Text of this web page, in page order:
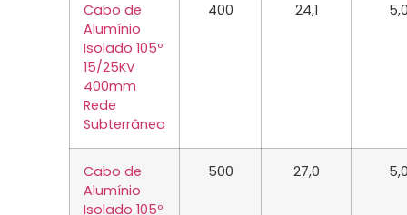
Cabo de
Alumínio
Isolado 105º
15/25KV
400mm
Rede
Subterrânea
400 24,1
Cabo de
Alumínio
Isolado 105º
500 27,0